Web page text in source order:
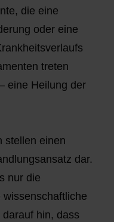
die eine
oder eine
treten
eine Heilung der
stellen einen
dar.
nur die
hin, dass